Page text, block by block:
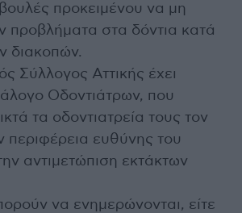
προκειμένου να μη
προβλήματα στα δόντια κατά
διακοπών.
Σύλλογος Αττικής έχει
Οδοντιάτρων, που
τα οδοντιατρεία τους τον
περιφέρεια ευθύνης του
αντιμετώπιση εκτάκτων
να ενημερώνονται, είτε